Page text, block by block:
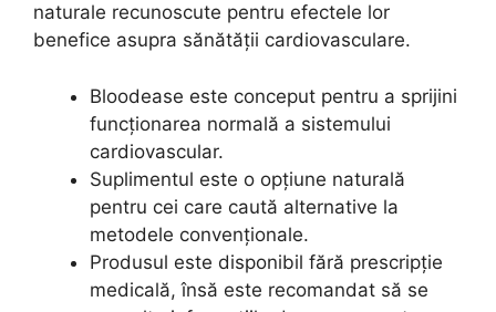
naturale recunoscute pentru efectele lor
benefice asupra sănătății cardiovasculare.
Bloodease este conceput pentru a sprijini
funcționarea normală a sistemului
cardiovascular.
Suplimentul este o opțiune naturală
pentru cei care caută alternative la
metodele convenționale.
Produsul este disponibil fără prescripție
medicală, însă este recomandat să se